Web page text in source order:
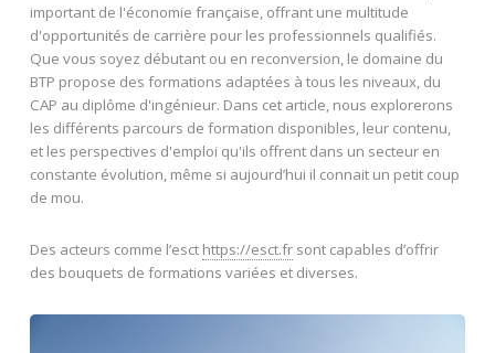
important de l'économie française, offrant une multitude
d'opportunités de carrière pour les professionnels qualifiés.
Que vous soyez débutant ou en reconversion, le domaine du
BTP propose des formations adaptées à tous les niveaux, du
CAP au diplôme d'ingénieur. Dans cet article, nous explorerons
les différents parcours de formation disponibles, leur contenu,
et les perspectives d'emploi qu'ils offrent dans un secteur en
constante évolution, même si aujourd’hui il connait un petit coup
de mou.
Des acteurs comme l’esct https://esct.frsont capables d’offrir
des bouquets de formations variées et diverses.